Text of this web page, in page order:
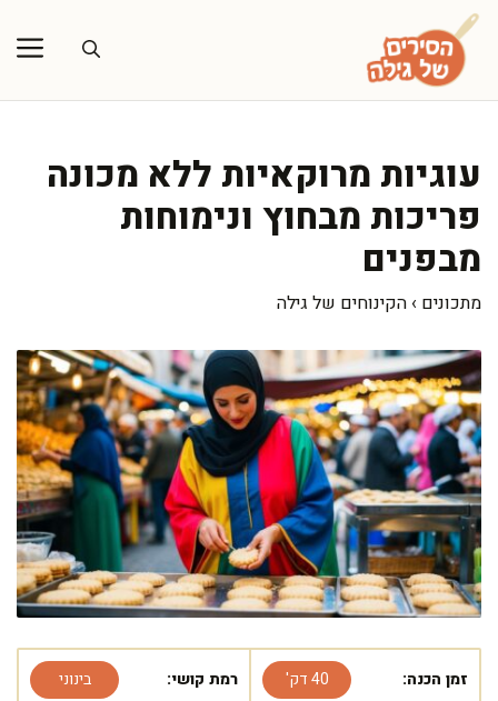
לדלג
לתוכן
עוגיות מרוקאיות ללא מכונה
פריכות מבחוץ ונימוחות
מבפנים
מתכונים › הקינוחים של גילה
זמן הכנה: 40 דק' רמת קושי: בינוני